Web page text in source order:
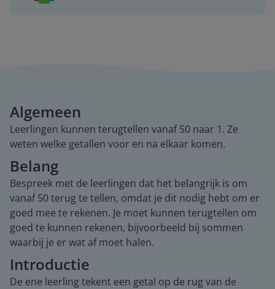
Algemeen
Leerlingen kunnen terugtellen vanaf 50 naar 1. Ze
weten welke getallen voor en na elkaar komen.
Belang
Bespreek met de leerlingen dat het belangrijk is om
vanaf 50 terug te tellen, omdat je dit nodig hebt om er
goed mee te rekenen. Je moet kunnen terugtellen om
goed te kunnen rekenen, bijvoorbeeld bij sommen
waarbij je er wat af moet halen.
Introductie
De ene leerling tekent een getal op de rug van de